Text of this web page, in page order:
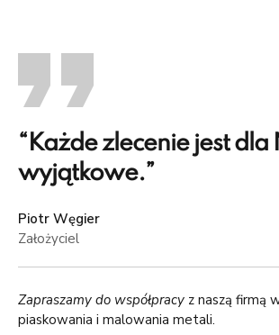
“Każde zlecenie jest dla
wyjątkowe.”
Piotr Węgier
Założyciel
Zapraszamy do współpracy z naszą firmą
piaskowania i malowania metali.